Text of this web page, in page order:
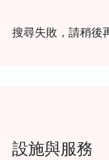
搜尋失敗，請稍後
設施與服務